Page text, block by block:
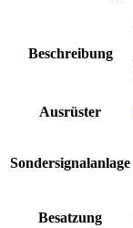
Beschreibung
Ausrüster
Sondersignalanlage
Besatzung